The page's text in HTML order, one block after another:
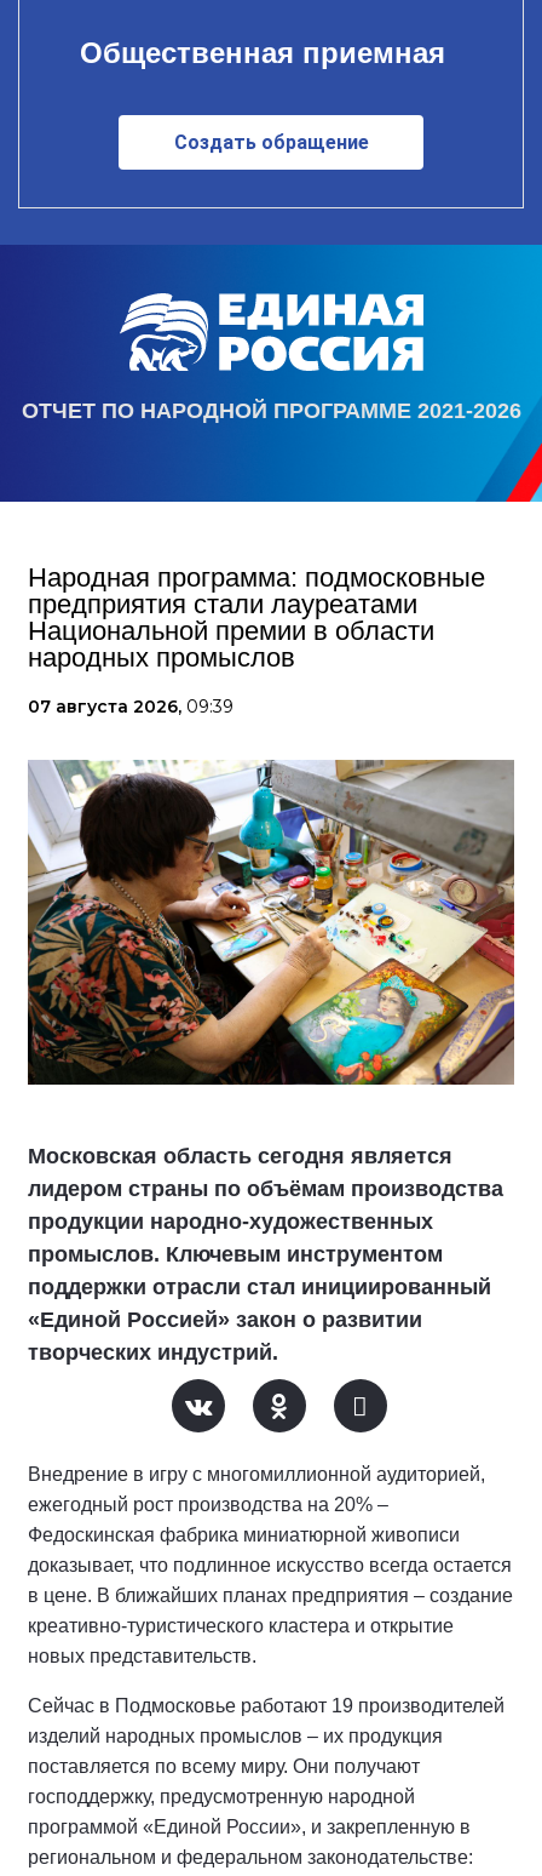
Общественная приемная
Создать обращение
ОТЧЕТ ПО НАРОДНОЙ ПРОГРАММЕ 2021-2026
Народная программа: подмосковные
предприятия стали лауреатами
Национальной премии в области
народных промыслов
07 августа 2026, 09:39
Московская область сегодня является
лидером страны по объёмам производства
продукции народно-художественных
промыслов. Ключевым инструментом
поддержки отрасли стал инициированный
«Единой Россией» закон о развитии
творческих индустрий.
Внедрение в игру с многомиллионной аудиторией,
ежегодный рост производства на 20% –
Федоскинская фабрика миниатюрной живописи
доказывает, что подлинное искусство всегда остается
в цене. В ближайших планах предприятия – создание
креативно-туристического кластера и открытие
новых представительств.
Сейчас в Подмосковье работают 19 производителей
изделий народных промыслов – их продукция
поставляется по всему миру. Они получают
господдержку, предусмотренную народной
программой «Единой России», и закрепленную в
региональном и федеральном законодательстве: